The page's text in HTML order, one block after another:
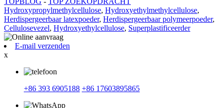
Hydroxypropylmethylcellulose, Hydroxyethylmethylcellulose,
Herdispergeerbaar latexpoeder, Herdispergeerbaar polymeerpoeder,
Cellulosevezel, Hydroxyethylcellulose, Superplastificeerder
E-mail verzenden
x
+86 393 6905188 +86 17603895865